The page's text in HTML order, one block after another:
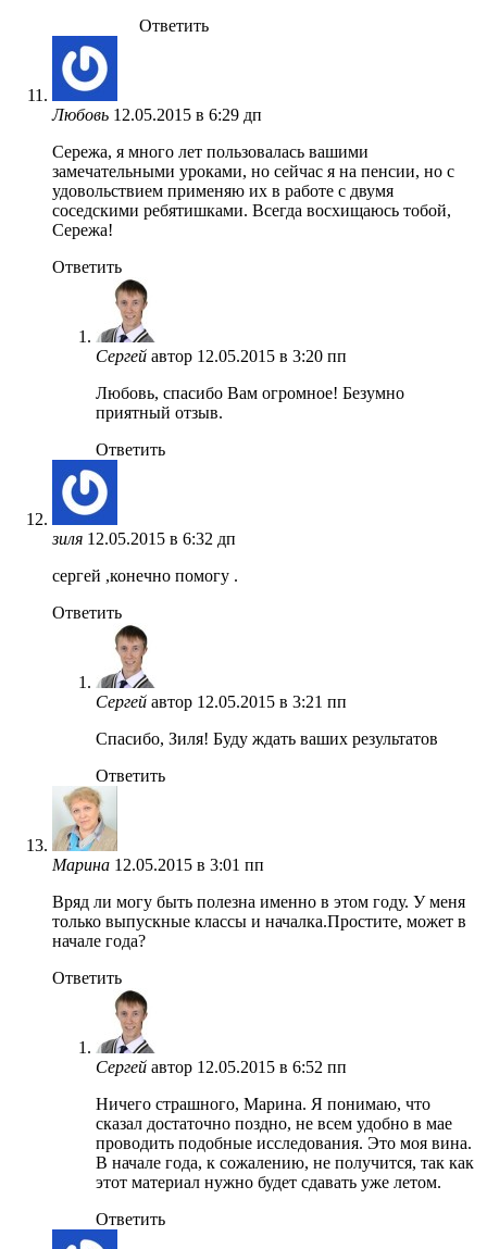
Ответить
Любовь 12.05.2015 в 6:29 дп
Сережа, я много лет пользовалась вашими
замечательными уроками, но сейчас я на пенсии, но с
удовольствием применяю их в работе с двумя
соседскими ребятишками. Всегда восхищаюсь тобой,
Сережа!
Ответить
Сергей автор 12.05.2015 в 3:20 пп
Любовь, спасибо Вам огромное! Безумно
приятный отзыв.
Ответить
зиля 12.05.2015 в 6:32 дп
cергей ,конечно помогу .
Ответить
Сергей автор 12.05.2015 в 3:21 пп
Спасибо, Зиля! Буду ждать ваших результатов
Ответить
Марина 12.05.2015 в 3:01 пп
Вряд ли могу быть полезна именно в этом году. У меня
только выпускные классы и началка.Простите, может в
начале года?
Ответить
Сергей автор 12.05.2015 в 6:52 пп
Ничего страшного, Марина. Я понимаю, что
сказал достаточно поздно, не всем удобно в мае
проводить подобные исследования. Это моя вина.
В начале года, к сожалению, не получится, так как
этот материал нужно будет сдавать уже летом.
Ответить